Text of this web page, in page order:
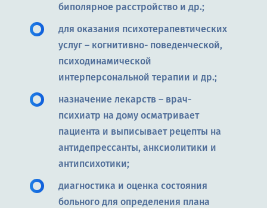
биполярное расстройство и др.;
для оказания психотерапевтических
услуг – когнитивно- поведенческой,
психодинамической
интерперсональной терапии и др.;
назначение лекарств – врач-
психиатр на дому осматривает
пациента и выписывает рецепты на
антидепрессанты, анксиолитики и
антипсихотики;
диагностика и оценка состояния
больного для определения плана